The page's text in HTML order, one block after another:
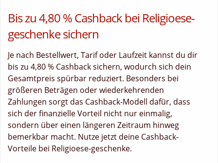
Bis zu 4,80 % Cashback bei Religioese-
geschenke sichern
Je nach Bestellwert, Tarif oder Laufzeit kannst du dir
bis zu 4,80 % Cashback sichern, wodurch sich dein
Gesamtpreis spürbar reduziert. Besonders bei
größeren Beträgen oder wiederkehrenden
Zahlungen sorgt das Cashback-Modell dafür, dass
sich der finanzielle Vorteil nicht nur einmalig,
sondern über einen längeren Zeitraum hinweg
bemerkbar macht. Nutze jetzt deine Cashback-
Vorteile bei Religioese-geschenke.